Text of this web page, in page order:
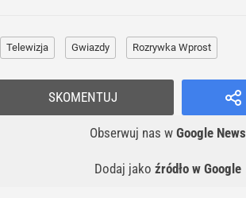
Telewizja Gwiazdy Rozrywka Wprost
Obserwuj nas w Google News
Dodaj jako źródło w Google
SKOMENTUJ